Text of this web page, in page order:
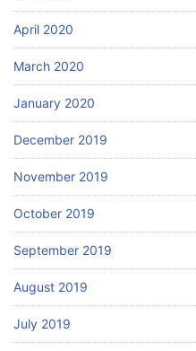
April 2020
March 2020
January 2020
December 2019
November 2019
October 2019
September 2019
August 2019
July 2019